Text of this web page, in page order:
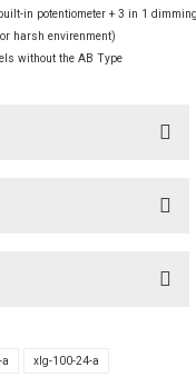
in potentiometer + 3 in 1
harsh envirenment)
without the AB Type
ve diğer konularda
tarafımıza
xlg-100-24-a